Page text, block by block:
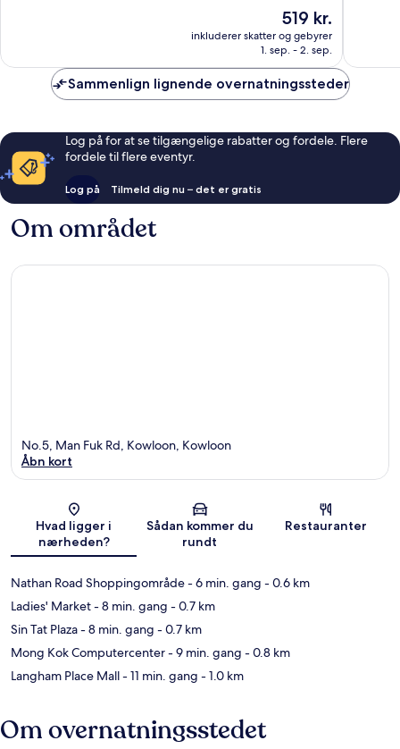
Prisen
519 kr.
519 kr.
inkluderer skatter og gebyrer
1. sep. - 2. sep.
Sammenlign lignende overnatningssteder
Log på for at se tilgængelige rabatter og fordele. Flere
fordele til flere eventyr.
Log på Tilmeld dig nu – det er gratis
Om området
Kort
No.5, Man Fuk Rd, Kowloon, Kowloon
Åbn kort
Hvad ligger i
nærheden?
Sådan kommer du
rundt
Restauranter
Nathan Road Shoppingområde- 6 min. gang - 0.6 km
Ladies' Market- 8 min. gang - 0.7 km
Sin Tat Plaza- 8 min. gang - 0.7 km
Mong Kok Computercenter- 9 min. gang - 0.8 km
Langham Place Mall- 11 min. gang - 1.0 km
Om overnatningsstedet